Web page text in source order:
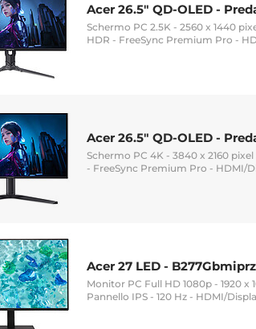
Acer 26.5" QD-OLED -
Schermo PC 2.5K - 2560 x 1440
HDR - FreeSync Premium Pro -
Acer 26.5" QD-OLED -
Schermo PC 4K - 3840 x 2160
- FreeSync Premium Pro - HDMI/
Acer 27 LED -
Monitor PC Full HD 1080p - 1920 x
Pannello IPS - 120 Hz - HDMI/